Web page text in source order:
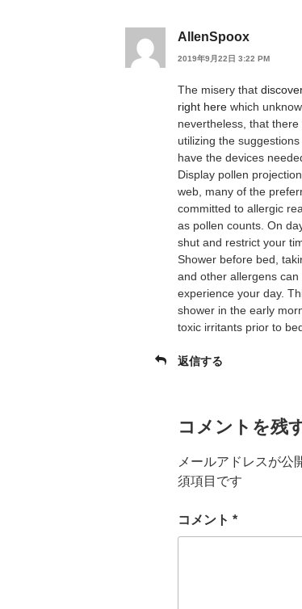
AllenSpoox
2019年9月22日 3:22 PM
The misery that
right here which
nevertheless, that
utilizing the
have the devices
Display pollen
web, many of the
committed to allergic
as pollen counts. On
shut and restrict your
Shower before bed,
and other allergens
experience your day.
shower in the early
toxic irritants prior to
返信する
コメントを残
メールアドレスが公
須項目です
コメント *